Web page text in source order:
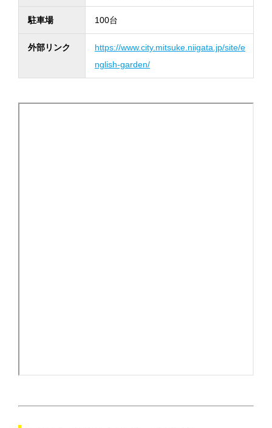
駐車場 100台
外部リンク
https://www.city.mitsuke.niigata.jp/site/e
nglish-garden/